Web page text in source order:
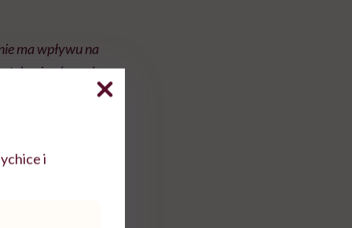
ma wpływu na
(przed
nawet
i